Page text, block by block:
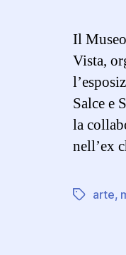
Il
Vista,
Salce e
la
nell’ex
Tag arte,